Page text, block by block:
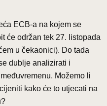
ECB-a na kojem se
će održan tek 27. listopada
u čekaonici). Do tada
dublje analizirati i
Možemo li
kako će to utjecati na